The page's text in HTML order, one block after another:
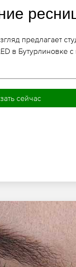
предлагает
в Бутурлиновке
сейчас